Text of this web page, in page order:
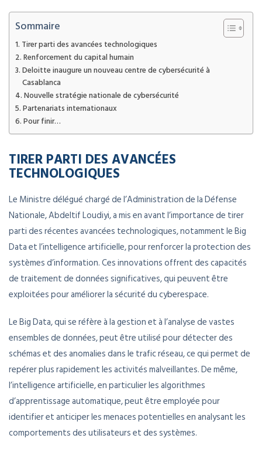
Sommaire
Tirer parti des avancées technologiques
Renforcement du capital humain
Deloitte inaugure un nouveau centre de cybersécurité à
Casablanca
Nouvelle stratégie nationale de cybersécurité
Partenariats internationaux
Pour finir…
TIRER PARTI DES AVANCÉES
TECHNOLOGIQUES
Le Ministre délégué chargé de l’Administration de la Défense
Nationale, Abdeltif Loudiyi, a mis en avant l’importance de tirer
parti des récentes avancées technologiques, notamment le Big
Data et l’intelligence artificielle, pour renforcer la protection des
systèmes d’information. Ces innovations offrent des capacités
de traitement de données significatives, qui peuvent être
exploitées pour améliorer la sécurité du cyberespace.
Le Big Data, qui se réfère à la gestion et à l’analyse de vastes
ensembles de données, peut être utilisé pour détecter des
schémas et des anomalies dans le trafic réseau, ce qui permet de
repérer plus rapidement les activités malveillantes. De même,
l’intelligence artificielle, en particulier les algorithmes
d’apprentissage automatique, peut être employée pour
identifier et anticiper les menaces potentielles en analysant les
comportements des utilisateurs et des systèmes.